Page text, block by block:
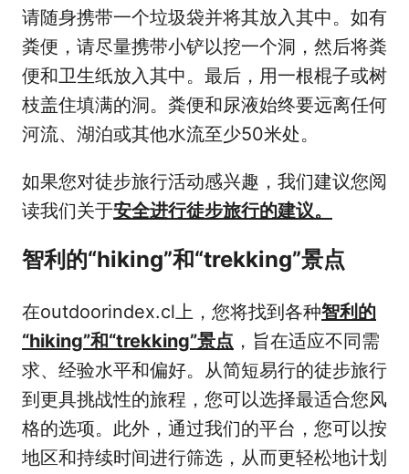
请随身携带一个垃圾袋并将其放入其中。如有
粪便，请尽量携带小铲以挖一个洞，然后将粪
便和卫生纸放入其中。最后，用一根棍子或树
枝盖住填满的洞。粪便和尿液始终要远离任何
河流、湖泊或其他水流至少50米处。
如果您对徒步旅行活动感兴趣，我们建议您阅
读我们关于安全进行徒步旅行的建议。
智利的“hiking”和“trekking”景点
在outdoorindex.cl上，您将找到各种智利的
“hiking”和“trekking”景点 ，旨在适应不同需
求、经验水平和偏好。从简短易行的徒步旅行
到更具挑战性的旅程，您可以选择最适合您风
格的选项。此外，通过我们的平台，您可以按
地区和持续时间进行筛选，从而更轻松地计划